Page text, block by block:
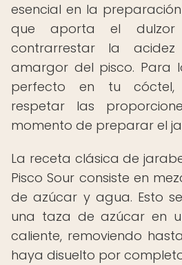
esencial en la
que aporta el dulzor
contrarrestar la
amargor del pisco. Para
perfecto en tu cóctel,
respetar las
momento de preparar el
La receta clásica de
Pisco Sour consiste en
de azúcar y agua. Esto
una taza de azúcar en
caliente, removiendo
haya disuelto por